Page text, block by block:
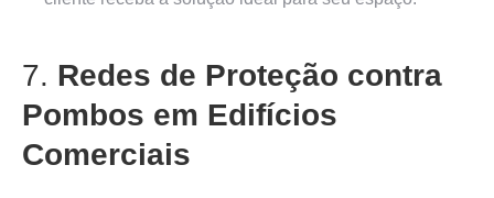
7. Redes de Proteção contra
Pombos em Edifícios
Comerciais